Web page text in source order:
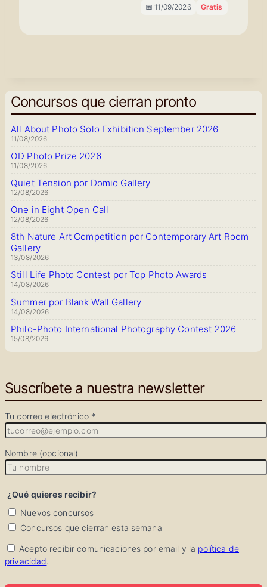
📅 11/09/2026 Gratis
Concursos que cierran pronto
All About Photo Solo Exhibition September 2026
11/08/2026
OD Photo Prize 2026
11/08/2026
Quiet Tension por Domio Gallery
12/08/2026
One in Eight Open Call
12/08/2026
8th Nature Art Competition por Contemporary Art Room
Gallery
13/08/2026
Still Life Photo Contest por Top Photo Awards
14/08/2026
Summer por Blank Wall Gallery
14/08/2026
Philo-Photo International Photography Contest 2026
15/08/2026
Suscríbete a nuestra newsletter
Tu correo electrónico *
Nombre (opcional)
¿Qué quieres recibir?
Nuevos concursos
Concursos que cierran esta semana
Acepto recibir comunicaciones por email y la política de
privacidad.